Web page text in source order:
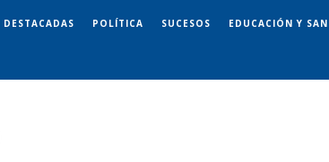
DESTACADAS POLÍTICA SUCESOS EDUCACIÓN Y